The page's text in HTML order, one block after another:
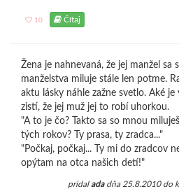
10 Čítaj
Žena je nahnevaná, že jej manžel sa
manželstva miluje stále len potme.
aktu lásky náhle zažne svetlo. Aké je
zistí, že jej muž jej to robí uhorkou.
"A to je čo? Takto sa so mnou
tých rokov? Ty prasa, ty zradca..."
"Počkaj, počkaj... Ty mi do zradcov
opýtam na otca našich detí!"
pridaladadňa 25.8.2010 do